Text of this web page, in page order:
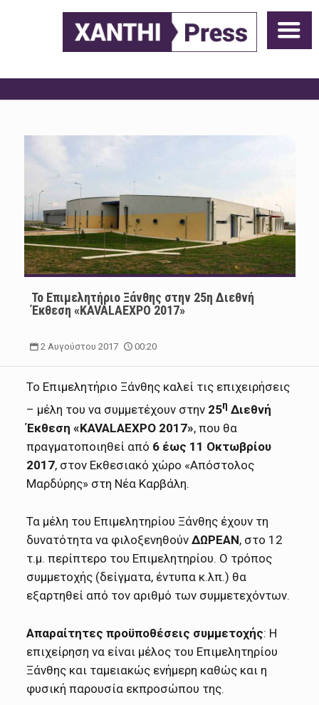
Το Επιμελητήριο Ξάνθης στην 25η Διεθνή
Έκθεση «KAVALAEXPO 2017»
2 Αυγούστου 2017 00:20
Το Επιμελητήριο Ξάνθης καλεί τις επιχειρήσεις
– μέλη του να συμμετέχουν στην 25η Διεθνή
Έκθεση «KAVALAEXPO 2017», που θα
πραγματοποιηθεί από 6 έως 11 Οκτωβρίου
2017, στον Εκθεσιακό χώρο «Απόστολος
Μαρδύρης» στη Νέα Καρβάλη.
Τα μέλη του Επιμελητηρίου Ξάνθης έχουν τη
δυνατότητα να φιλοξενηθούνΔΩΡΕΑΝ, στο 12
τ.μ. περίπτερο του Επιμελητηρίου. Ο τρόπος
συμμετοχής (δείγματα, έντυπα κ.λπ.) θα
εξαρτηθεί από τον αριθμό των συμμετεχόντων.
Απαραίτητες προϋποθέσεις συμμετοχής: Η
επιχείρηση να είναι μέλος του Επιμελητηρίου
Ξάνθης και ταμειακώς ενήμερη καθώς και η
φυσική παρουσία εκπροσώπου της.